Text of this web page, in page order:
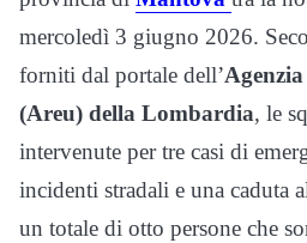
mercoledì 3 giugno 2026.
forniti dal portale dell’
(Areu) della Lombardia, le
intervenute per tre casi di
incidenti stradali e una caduta
un totale di otto persone che